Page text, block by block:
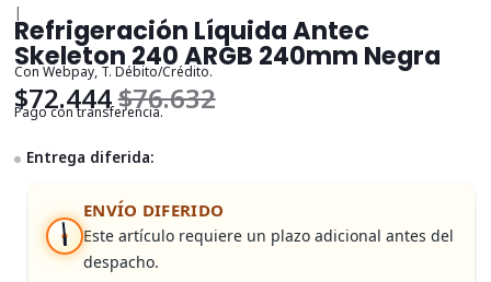
|
Refrigeración Líquida Antec
Skeleton 240 ARGB 240mm Negra
Con Webpay, T. Débito/Crédito.
$72.444$76.632
Pago con transferencia.
Entrega diferida:
ENVÍO DIFERIDO
Este artículo requiere un plazo adicional antes del
despacho.